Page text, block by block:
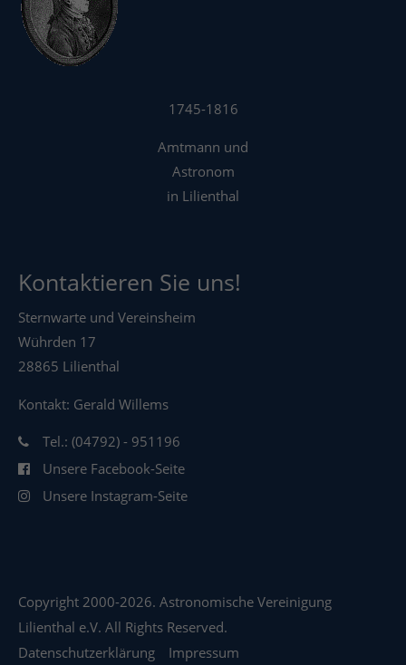
1745-1816
Amtmann und
Astronom
in Lilienthal
Kontaktieren Sie uns!
Sternwarte und Vereinsheim
Wührden 17
28865 Lilienthal
Kontakt: Gerald Willems
Tel.: (04792) - 951196
Unsere Facebook-Seite
Unsere Instagram-Seite
Copyright 2000-2026. Astronomische Vereinigung
Lilienthal e.V. All Rights Reserved.
Datenschutzerklärung
Impressum